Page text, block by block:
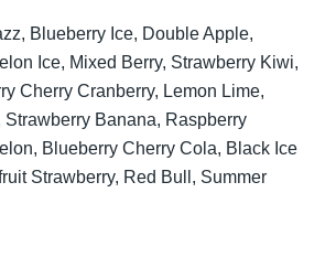
Blueberry Ice, Double Apple,
Ice, Mixed Berry, Strawberry Kiwi,
Cherry Cranberry, Lemon Lime,
Strawberry Banana, Raspberry
Blueberry Cherry Cola, Black Ice
Strawberry, Red Bull, Summer